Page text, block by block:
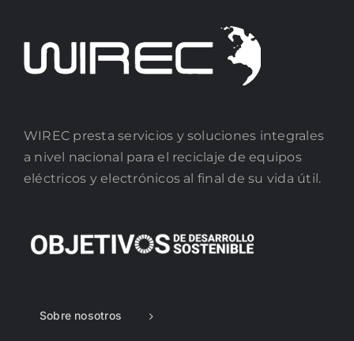
WIREC presta servicios y soluciones integrales
a nivel nacional para el reciclaje de equipos
eléctricos y electrónicos al final de su vida útil.
Sobre nosotros